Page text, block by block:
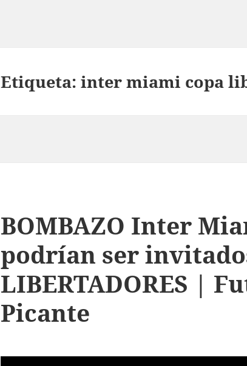
Etiqueta:inter miami copa
BOMBAZO Inter
podrían ser
LIBERTADORES |
Picante